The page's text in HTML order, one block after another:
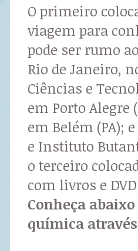
O primeiro
viagem para
pode ser rumo
Rio de Janeiro,
Ciências e
em Porto Alegre
em Belém (PA);
e Instituto
o terceiro
com livros e
Conheça
química